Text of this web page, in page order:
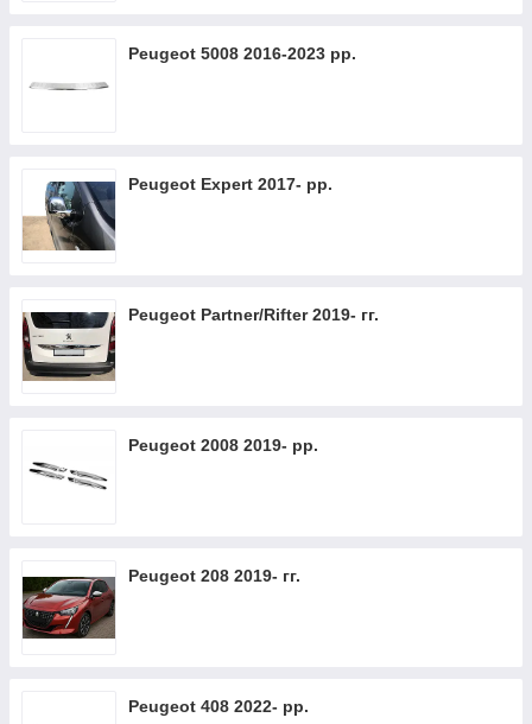
Peugeot 5008 2016-2023 рр.
Peugeot Expert 2017- рр.
Peugeot Partner/Rifter 2019- гг.
Peugeot 2008 2019- рр.
Peugeot 208 2019- гг.
Peugeot 408 2022- рр.